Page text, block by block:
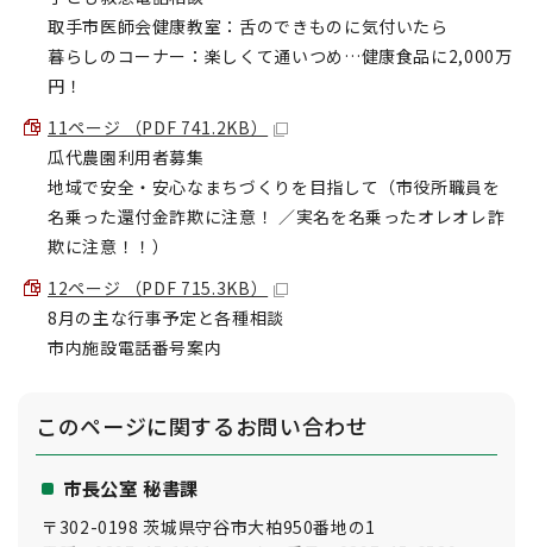
取手市医師会健康教室：舌のできものに気付いたら
暮らしのコーナー：楽しくて通いつめ…健康食品に2,000万
円！
11ページ （PDF 741.2KB）
瓜代農園利用者募集
地域で安全・安心なまちづくりを目指して（市役所職員を
名乗った還付金詐欺に注意！ ／実名を名乗ったオレオレ詐
欺に注意！！）
12ページ （PDF 715.3KB）
8月の主な行事予定と各種相談
市内施設電話番号案内
このページに関するお問い合わせ
市長公室 秘書課
〒302-0198 茨城県守谷市大柏950番地の1